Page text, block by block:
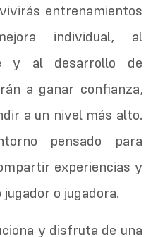
entrenamientos
individual, al
y al desarrollo de
a ganar confianza,
a un nivel más alto.
pensado para
experiencias y
o jugadora.
y disfruta de una